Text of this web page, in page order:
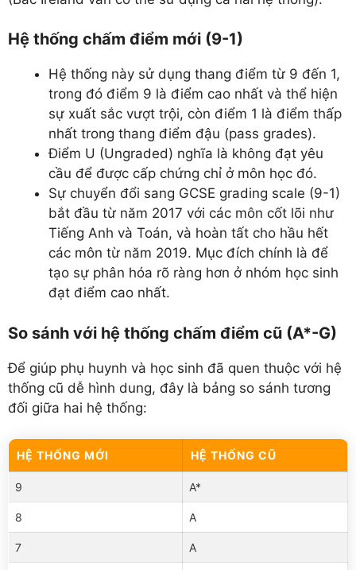
Hệ thống chấm điểm mới (9-1)
Hệ thống này sử dụng thang điểm từ 9 đến 1,
trong đó điểm 9 là điểm cao nhất và thể hiện
sự xuất sắc vượt trội, còn điểm 1 là điểm thấp
nhất trong thang điểm đậu (pass grades).
Điểm U (Ungraded) nghĩa là không đạt yêu
cầu để được cấp chứng chỉ ở môn học đó.
Sự chuyển đổi sang GCSE grading scale (9-1)
bắt đầu từ năm 2017 với các môn cốt lõi như
Tiếng Anh và Toán, và hoàn tất cho hầu hết
các môn từ năm 2019. Mục đích chính là để
tạo sự phân hóa rõ ràng hơn ở nhóm học sinh
đạt điểm cao nhất.
So sánh với hệ thống chấm điểm cũ (A*-G)
Để giúp phụ huynh và học sinh đã quen thuộc với hệ
thống cũ dễ hình dung, đây là bảng so sánh tương
đối giữa hai hệ thống:
HỆ THỐNG MỚI HỆ THỐNG CŨ
9 A*
8 A
7 A